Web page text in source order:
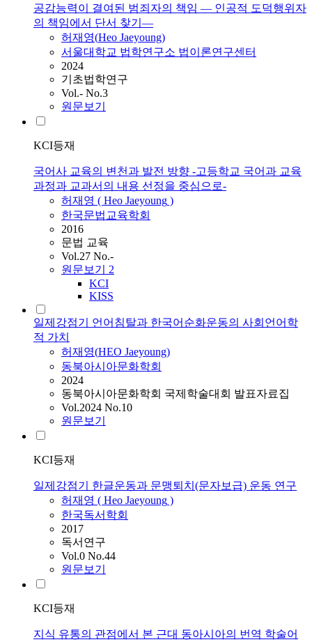
공감능력이 결여된 범죄자의 책임 ― 인공적 도덕행위자
의 책임에서 단서 찾기―
허재영(Heo Jaeyoung)
서울대학교 법학연구소 법이론연구센터
2024
기초법학연구
Vol.- No.3
원문보기
KCI등재
국어사 교육의 변천과 발전 방향 -고등학교 국어과 교육
과정과 교과서의 내용 선정을 중심으로-
허재영 ( Heo Jaeyoung )
한국문법교육학회
2016
문법 교육
Vol.27 No.-
원문보기 2
KCI
KISS
일제강점기 언어침탈과 한국어순화운동의 사회언어학
적 가치
허재영(HEO Jaeyoung)
동북아시아문화학회
2024
동북아시아문화학회 국제학술대회 발표자료집
Vol.2024 No.10
원문보기
KCI등재
일제강점기 한글운동과 문맹퇴치(문자보급) 운동 연구
허재영 ( Heo Jaeyoung )
한국독서학회
2017
독서연구
Vol.0 No.44
원문보기
KCI등재
지식 유통의 관점에서 본 근대 동아시아의 번역 학술어